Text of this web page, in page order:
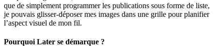
que de simplement programmer les publications sous forme de liste,
je pouvais glisser-déposer mes images dans une grille pour planifier
l’aspect visuel de mon fil.
Pourquoi Later se démarque ?